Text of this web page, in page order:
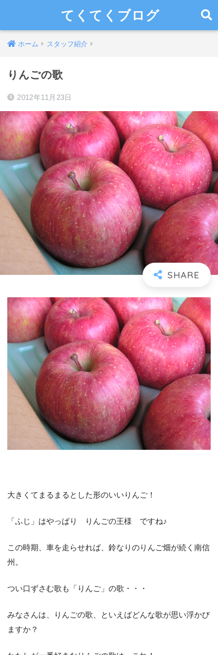
てくてくブログ
ホーム スタッフ紹介
りんごの歌
2012年11月23日
大きくてまるまるとした形のいいりんご！
「ふじ」はやっぱり りんごの王様 ですね♪
この時期、車を走らせれば、鈴なりのりんご畑が続く南信
州。
つい口ずさむ歌も「りんご」の歌・・・
みなさんは、りんごの歌、といえばどんな歌が思い浮かび
ますか？